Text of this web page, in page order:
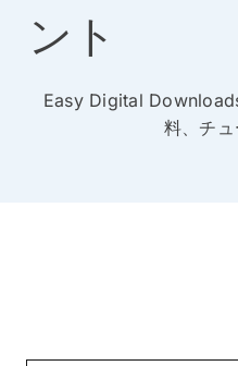
ント
Easy Digital
料、チ